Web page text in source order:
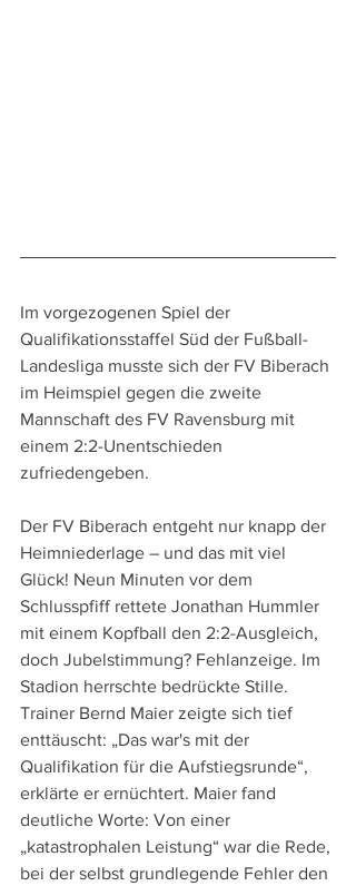
Im vorgezogenen Spiel der
Qualifikationsstaffel Süd der Fußball-
Landesliga musste sich der FV Biberach
im Heimspiel gegen die zweite
Mannschaft des FV Ravensburg mit
einem 2:2-Unentschieden
zufriedengeben.
Der FV Biberach entgeht nur knapp der
Heimniederlage – und das mit viel
Glück! Neun Minuten vor dem
Schlusspfiff rettete Jonathan Hummler
mit einem Kopfball den 2:2-Ausgleich,
doch Jubelstimmung? Fehlanzeige. Im
Stadion herrschte bedrückte Stille.
Trainer Bernd Maier zeigte sich tief
enttäuscht: „Das war's mit der
Qualifikation für die Aufstiegsrunde“,
erklärte er ernüchtert. Maier fand
deutliche Worte: Von einer
„katastrophalen Leistung“ war die Rede,
bei der selbst grundlegende Fehler den